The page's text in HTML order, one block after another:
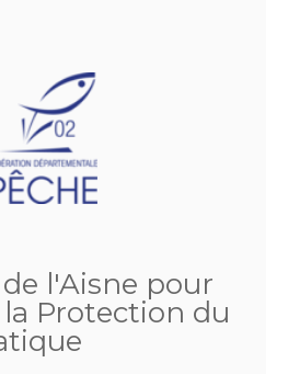
l'Aisne pour
Protection du